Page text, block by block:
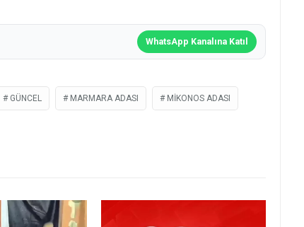
WhatsApp Kanalına Katıl
GÜNCEL MARMARA ADASI MIKONOS ADASI